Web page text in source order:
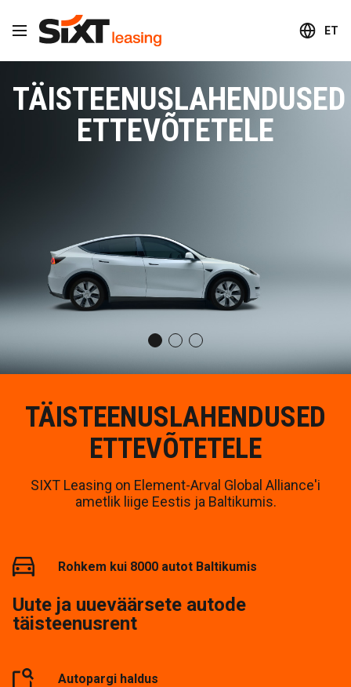
ET
TÄISTEENUSLAHENDUSED
ETTEVÕTETELE
TÄISTEENUSLAHENDUSED
ETTEVÕTETELE
SIXT Leasing on Element-Arval Global Alliance'i
ametlik liige Eestis ja Baltikumis.
Rohkem kui 8000 autot Baltikumis
Uute ja uueväärsete autode
täisteenusrent
Autopargi haldus